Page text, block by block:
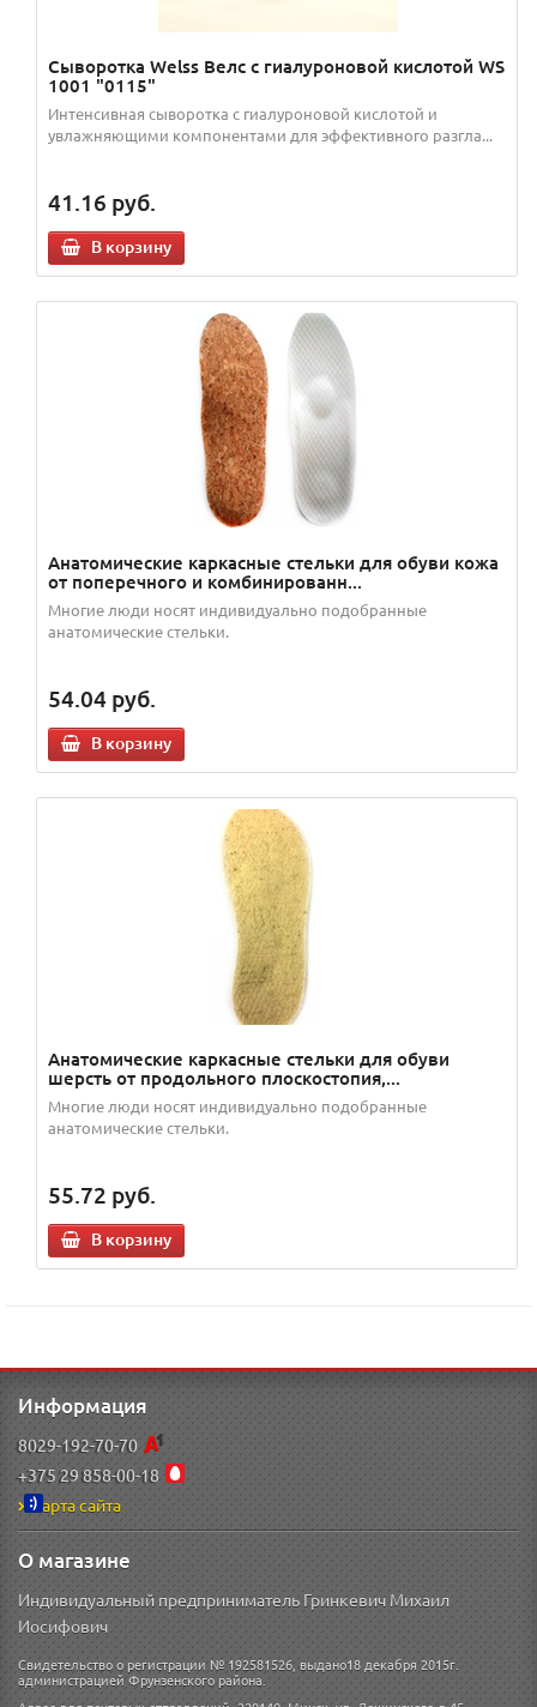
Сыворотка Welss Велс с гиалуроновой кислотой WS
1001 "0115"
Интенсивная сыворотка с гиалуроновой кислотой и
увлажняющими компонентами для эффективного разгла...
41.16 руб.
В корзину
Анатомические каркасные стельки для обуви кожа
от поперечного и комбинированн...
Многие люди носят индивидуально подобранные
анатомические стельки.
54.04 руб.
В корзину
Анатомические каркасные стельки для обуви
шерсть от продольного плоскостопия,...
Многие люди носят индивидуально подобранные
анатомические стельки.
55.72 руб.
В корзину
Информация
8029-192-70-70
+375 29 858-00-18
Карта сайта
О магазине
Индивидуальный предприниматель Гринкевич Михаил
Иосифович
Свидетельство о регистрации № 192581526, выдано18 декабря 2015г.
администрацией Фрунзенского района.